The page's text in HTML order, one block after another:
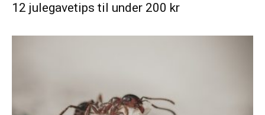
12 julegavetips til under 200 kr